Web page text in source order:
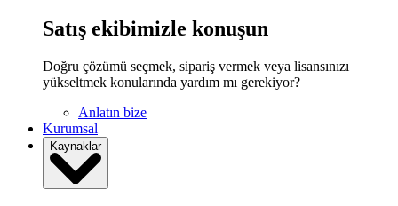
Satış ekibimizle konuşun
Doğru çözümü seçmek, sipariş vermek veya lisansınızı
yükseltmek konularında yardım mı gerekiyor?
Anlatın bize
Kurumsal
Kaynaklar